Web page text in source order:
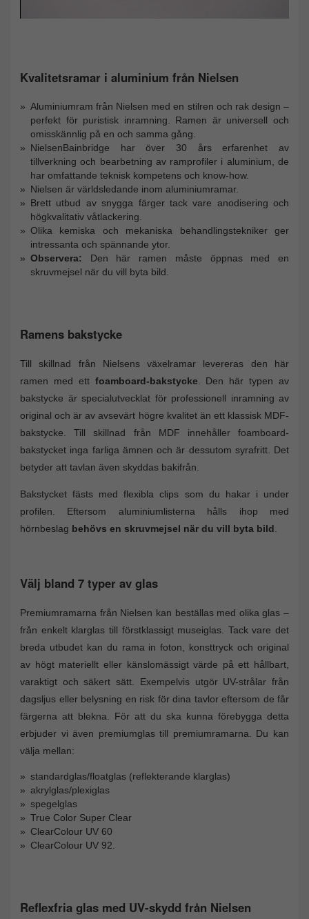
Kvalitetsramar i aluminium från Nielsen
Aluminiumram från Nielsen med en stilren och rak design –
perfekt för puristisk inramning. Ramen är universell och
omisskännlig på en och samma gång.
NielsenBainbridge har över 30 års erfarenhet av
tillverkning och bearbetning av ramprofiler i aluminium, de
har omfattande teknisk kompetens och know-how.
Nielsen är världsledande inom aluminiumramar.
Brett utbud av snygga färger tack vare anodisering och
högkvalitativ våtlackering.
Olika kemiska och mekaniska behandlingstekniker ger
intressanta och spännande ytor.
Observera: Den här ramen måste öppnas med en
skruvmejsel när du vill byta bild.
Ramens bakstycke
Till skillnad från Nielsens växelramar levereras den här
ramen med ett foamboard-bakstycke. Den här typen av
bakstycke är specialutvecklat för professionell inramning av
original och är av avsevärt högre kvalitet än ett klassisk MDF-
bakstycke. Till skillnad från MDF innehåller foamboard-
bakstycket inga farliga ämnen och är dessutom syrafritt. Det
betyder att tavlan även skyddas bakifrån.
Bakstycket fästs med flexibla clips som du hakar i under
profilen. Eftersom aluminiumlisterna hålls ihop med
hörnbeslag behövs en skruvmejsel när du vill byta bild.
Välj bland 7 typer av glas
Premiumramarna från Nielsen kan beställas med olika glas –
från enkelt klarglas till förstklassigt museiglas. Tack vare det
breda utbudet kan du rama in foton, konsttryck och original
av högt materiellt eller känslomässigt värde på ett hållbart,
varaktigt och säkert sätt. Exempelvis utgör UV-strålar från
dagsljus eller belysning en risk för dina tavlor eftersom de får
färgerna att blekna. För att du ska kunna förebygga detta
erbjuder vi även premiumglas till premiumramarna. Du kan
välja mellan:
standardglas/floatglas (reflekterande klarglas)
akrylglas/plexiglas
spegelglas
True Color Super Clear
ClearColour UV 60
ClearColour UV 92.
Reflexfria glas med UV-skydd från Nielsen